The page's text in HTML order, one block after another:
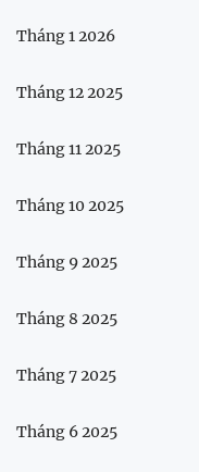
Tháng 1 2026
Tháng 12 2025
Tháng 11 2025
Tháng 10 2025
Tháng 9 2025
Tháng 8 2025
Tháng 7 2025
Tháng 6 2025